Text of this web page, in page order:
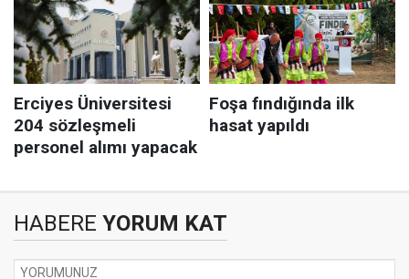
HABERE YORUM KAT